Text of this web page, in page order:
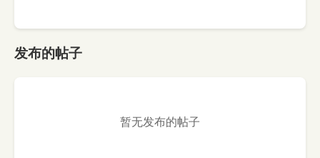
发布的帖子
暂无发布的帖子